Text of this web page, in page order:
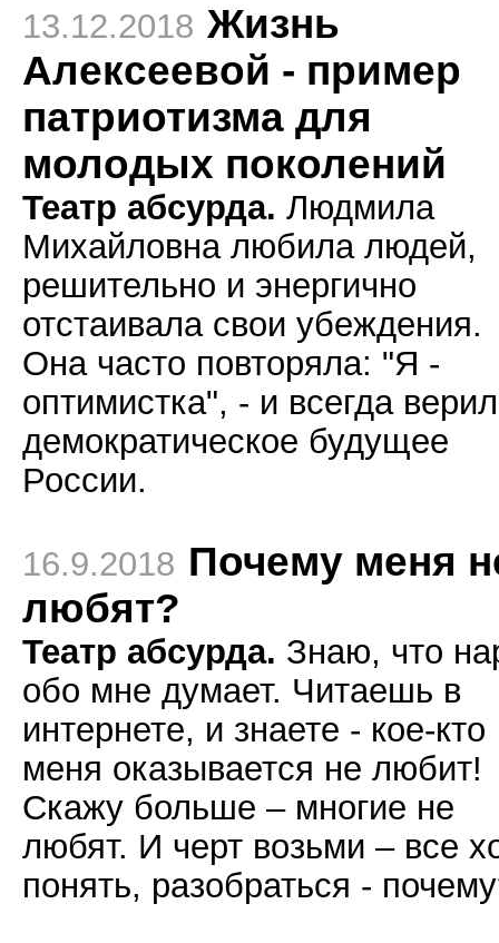
13.12.2018 Жизнь
Алексеевой - пример
патриотизма для
молодых поколений
Театр абсурда. Людмила
Михайловна любила людей,
решительно и энергично
отстаивала свои убеждения.
Она часто повторяла: "Я -
оптимистка", - и всегда
демократическое будущее
России.
16.9.2018 Почему меня
любят?
Театр абсурда. Знаю, что
обо мне думает. Читаешь в
интернете, и знаете - кое-кто
меня оказывается не любит!
Скажу больше – многие не
любят. И черт возьми – все
понять, разобраться -